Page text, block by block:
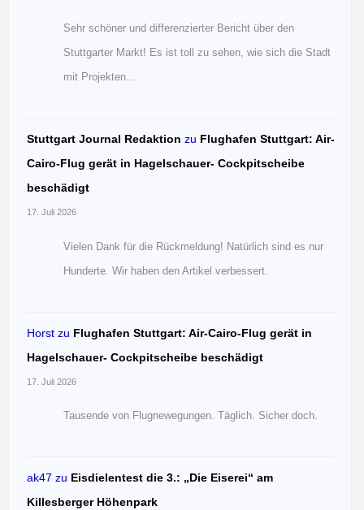
Sehr schöner und differenzierter Bericht über den
Stuttgarter Markt! Es ist toll zu sehen, wie sich die Stadt
mit Projekten…
Stuttgart Journal Redaktion zu Flughafen Stuttgart: Air-
Cairo-Flug gerät in Hagelschauer- Cockpitscheibe
beschädigt
17. Juli 2026
Vielen Dank für die Rückmeldung! Natürlich sind es nur
Hunderte. Wir haben den Artikel verbessert.
Horst zu Flughafen Stuttgart: Air-Cairo-Flug gerät in
Hagelschauer- Cockpitscheibe beschädigt
17. Juli 2026
Tausende von Flugnewegungen. Täglich. Sicher doch.
ak47 zu Eisdielentest die 3.: „Die Eiserei“ am
Killesberger Höhenpark